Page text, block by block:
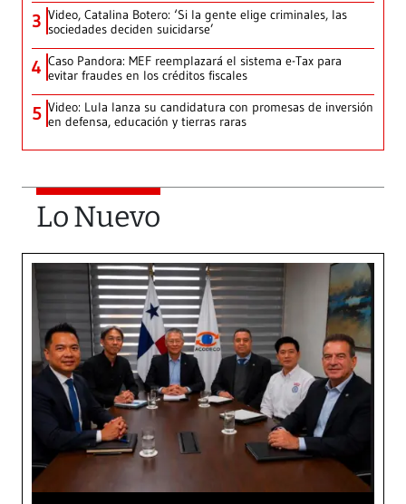
3 Video, Catalina Botero: ‘Si la gente elige criminales, las
sociedades deciden suicidarse’
4 Caso Pandora: MEF reemplazará el sistema e-Tax para
evitar fraudes en los créditos fiscales
5 Video: Lula lanza su candidatura con promesas de inversión
en defensa, educación y tierras raras
Lo Nuevo